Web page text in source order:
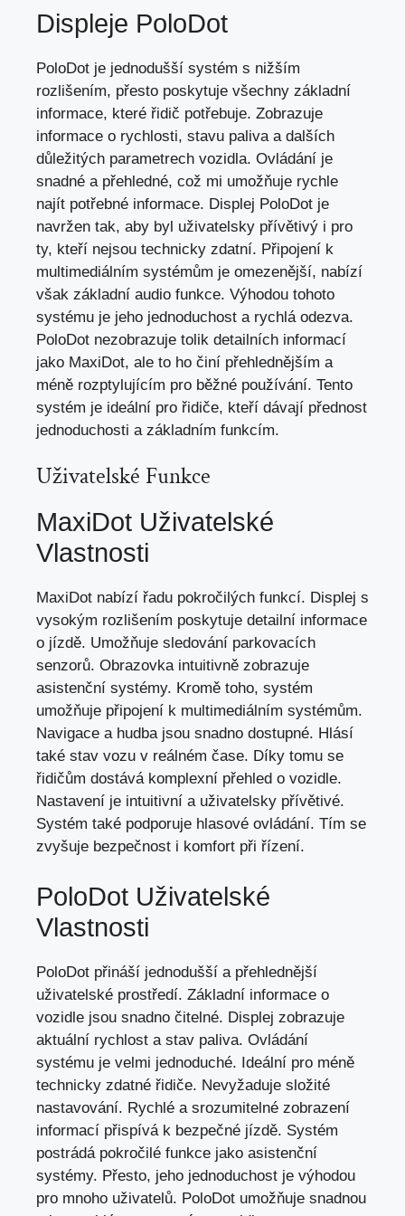
Displeje PoloDot
PoloDot je jednodušší systém s nižším
rozlišením, přesto poskytuje všechny základní
informace, které řidič potřebuje. Zobrazuje
informace o rychlosti, stavu paliva a dalších
důležitých parametrech vozidla. Ovládání je
snadné a přehledné, což mi umožňuje rychle
najít potřebné informace. Displej PoloDot je
navržen tak, aby byl uživatelsky přívětivý i pro
ty, kteří nejsou technicky zdatní. Připojení k
multimediálním systémům je omezenější, nabízí
však základní audio funkce. Výhodou tohoto
systému je jeho jednoduchost a rychlá odezva.
PoloDot nezobrazuje tolik detailních informací
jako MaxiDot, ale to ho činí přehlednějším a
méně rozptylujícím pro běžné používání. Tento
systém je ideální pro řidiče, kteří dávají přednost
jednoduchosti a základním funkcím.
Uživatelské Funkce
MaxiDot Uživatelské
Vlastnosti
MaxiDot nabízí řadu pokročilých funkcí. Displej s
vysokým rozlišením poskytuje detailní informace
o jízdě. Umožňuje sledování parkovacích
senzorů. Obrazovka intuitivně zobrazuje
asistenční systémy. Kromě toho, systém
umožňuje připojení k multimediálním systémům.
Navigace a hudba jsou snadno dostupné. Hlásí
také stav vozu v reálném čase. Díky tomu se
řidičům dostává komplexní přehled o vozidle.
Nastavení je intuitivní a uživatelsky přívětivé.
Systém také podporuje hlasové ovládání. Tím se
zvyšuje bezpečnost i komfort při řízení.
PoloDot Uživatelské
Vlastnosti
PoloDot přináší jednodušší a přehlednější
uživatelské prostředí. Základní informace o
vozidle jsou snadno čitelné. Displej zobrazuje
aktuální rychlost a stav paliva. Ovládání
systému je velmi jednoduché. Ideální pro méně
technicky zdatné řidiče. Nevyžaduje složité
nastavování. Rychlé a srozumitelné zobrazení
informací přispívá k bezpečné jízdě. Systém
postrádá pokročilé funkce jako asistenční
systémy. Přesto, jeho jednoduchost je výhodou
pro mnoho uživatelů. PoloDot umožňuje snadnou